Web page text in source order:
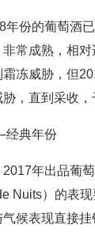
年份的葡萄酒
常成熟，相
冻威胁，但
，直到采收，
典年份
2017年出品葡
Nuits）的表
候表现直接